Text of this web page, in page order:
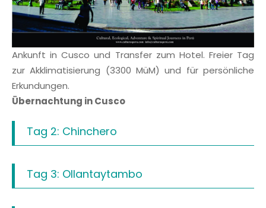
Ankunft in Cusco und Transfer zum Hotel. Freier Tag
zur Akklimatisierung (3300 MüM) und für persönliche
Erkundungen.
Übernachtung in Cusco
Tag 2: Chinchero
Tag 3: Ollantaytambo